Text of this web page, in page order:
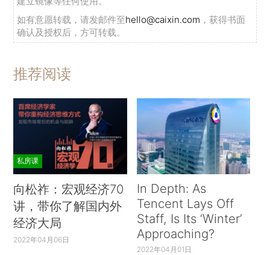
如有意愿转载，请发邮件至hello@caixin.com ，获得书面
确认及授权后，方可转载。
推荐阅读
私房课
向松祚：宏观经济70
讲，带你了解国内外
经济大局
2022年04月06日
In Depth: As
Tencent Lays Off
Staff, Is Its ‘Winter’
Approaching?
2022年04月01日